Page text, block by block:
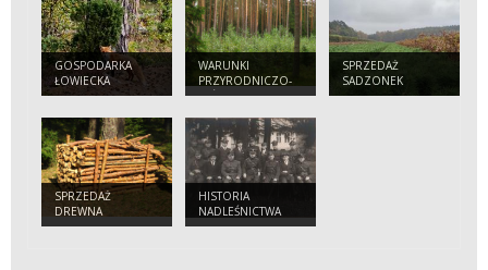
GOSPODARKA
ŁOWIECKA
WARUNKI
PRZYRODNICZO-
LEŚNE
SPRZEDAŻ
SADZONEK
SPRZEDAŻ
DREWNA
HISTORIA
NADLEŚNICTWA
OSIE